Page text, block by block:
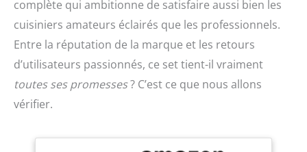
complète qui ambitionne de satisfaire aussi bien les
cuisiniers amateurs éclairés que les professionnels.
Entre la réputation de la marque et les retours
d’utilisateurs passionnés, ce set tient-il vraiment
toutes ses promesses? C’est ce que nous allons
vérifier.